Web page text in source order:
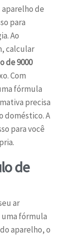
de
para
Ao
calcular
de 9000
Com
fórmula
precisa
doméstico. A
para você
de
ar
fórmula
aparelho, o